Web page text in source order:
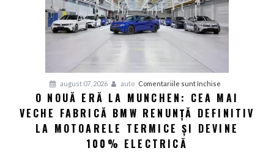
până
2030
șapte
noi
august 07, 2026 auto Comentariile sunt închise
O
nouă
eră
O NOUĂ ERĂ LA MUNCHEN: CEA MAI
VECHE FABRICĂ BMW RENUNȚĂ DEFINITIV
LA MOTOARELE TERMICE ȘI DEVINE
100% ELECTRICĂ